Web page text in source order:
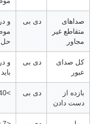
صداهای
متقاطع غیر
مجاور
دی بی
و
حل
کل صدای
عبور
دی بی
و
بازده از
دست دادن
دی بی >40